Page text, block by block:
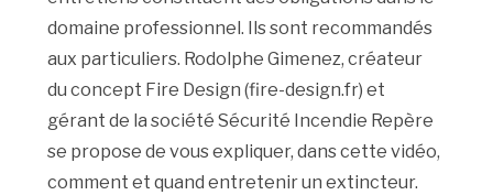
domaine professionnel. Ils sont recommandés
aux particuliers. Rodolphe Gimenez, créateur
du concept Fire Design (fire-design.fr) et
gérant de la société Sécurité Incendie Repère
se propose de vous expliquer, dans cette vidéo,
comment et quand entretenir un extincteur.